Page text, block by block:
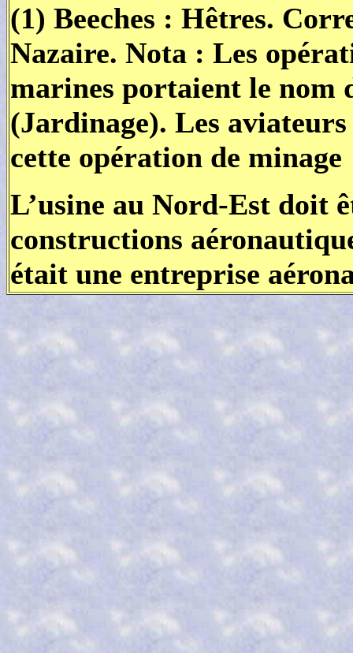
(1) Beeches : Hêtres.
Nazaire. Nota : Les
marines portaient le nom
(Jardinage). Les
cette opération de
L’usine au Nord-Est doit
constructions
était une entreprise